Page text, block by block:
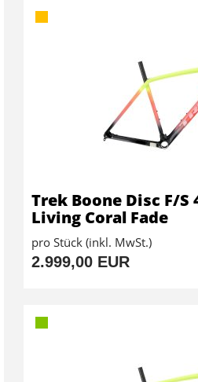
Trek Boone Disc F/
Living Coral Fade
pro Stück (inkl. MwSt.)
2.999,00 EUR